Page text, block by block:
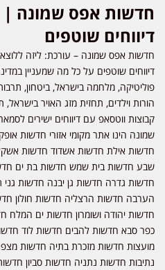
דיווחים שוטפים
חדשות אפס שמונה – עורכת: ליזה
דיווחים שוטפים על כל מה שמעניין
פוליטיקה, מלחמה בישראל, ביטחון,
הורות וילדים, תחזית מזג האויר
קבוצות ווטסאפ עם דיווחים ישירים
שמונה הינו אתר מקומי אזורי חדשות
חדשות אילת חדשות אשדוד חדשות
שבע חדשות בית שמש חדשות בת ים
חדשות גדרה חדשות גן יבנה חדשות גני
הערבה חדשות הרצליה חדשות חולון
חדשות יהודה ושומרון חדשות ים המלח
כפר סבא חדשות להבים חדשות לוד
מועצות חדשות מזכרת בתיה חדשות
נתיבות חדשות נתניה חדשות סביון